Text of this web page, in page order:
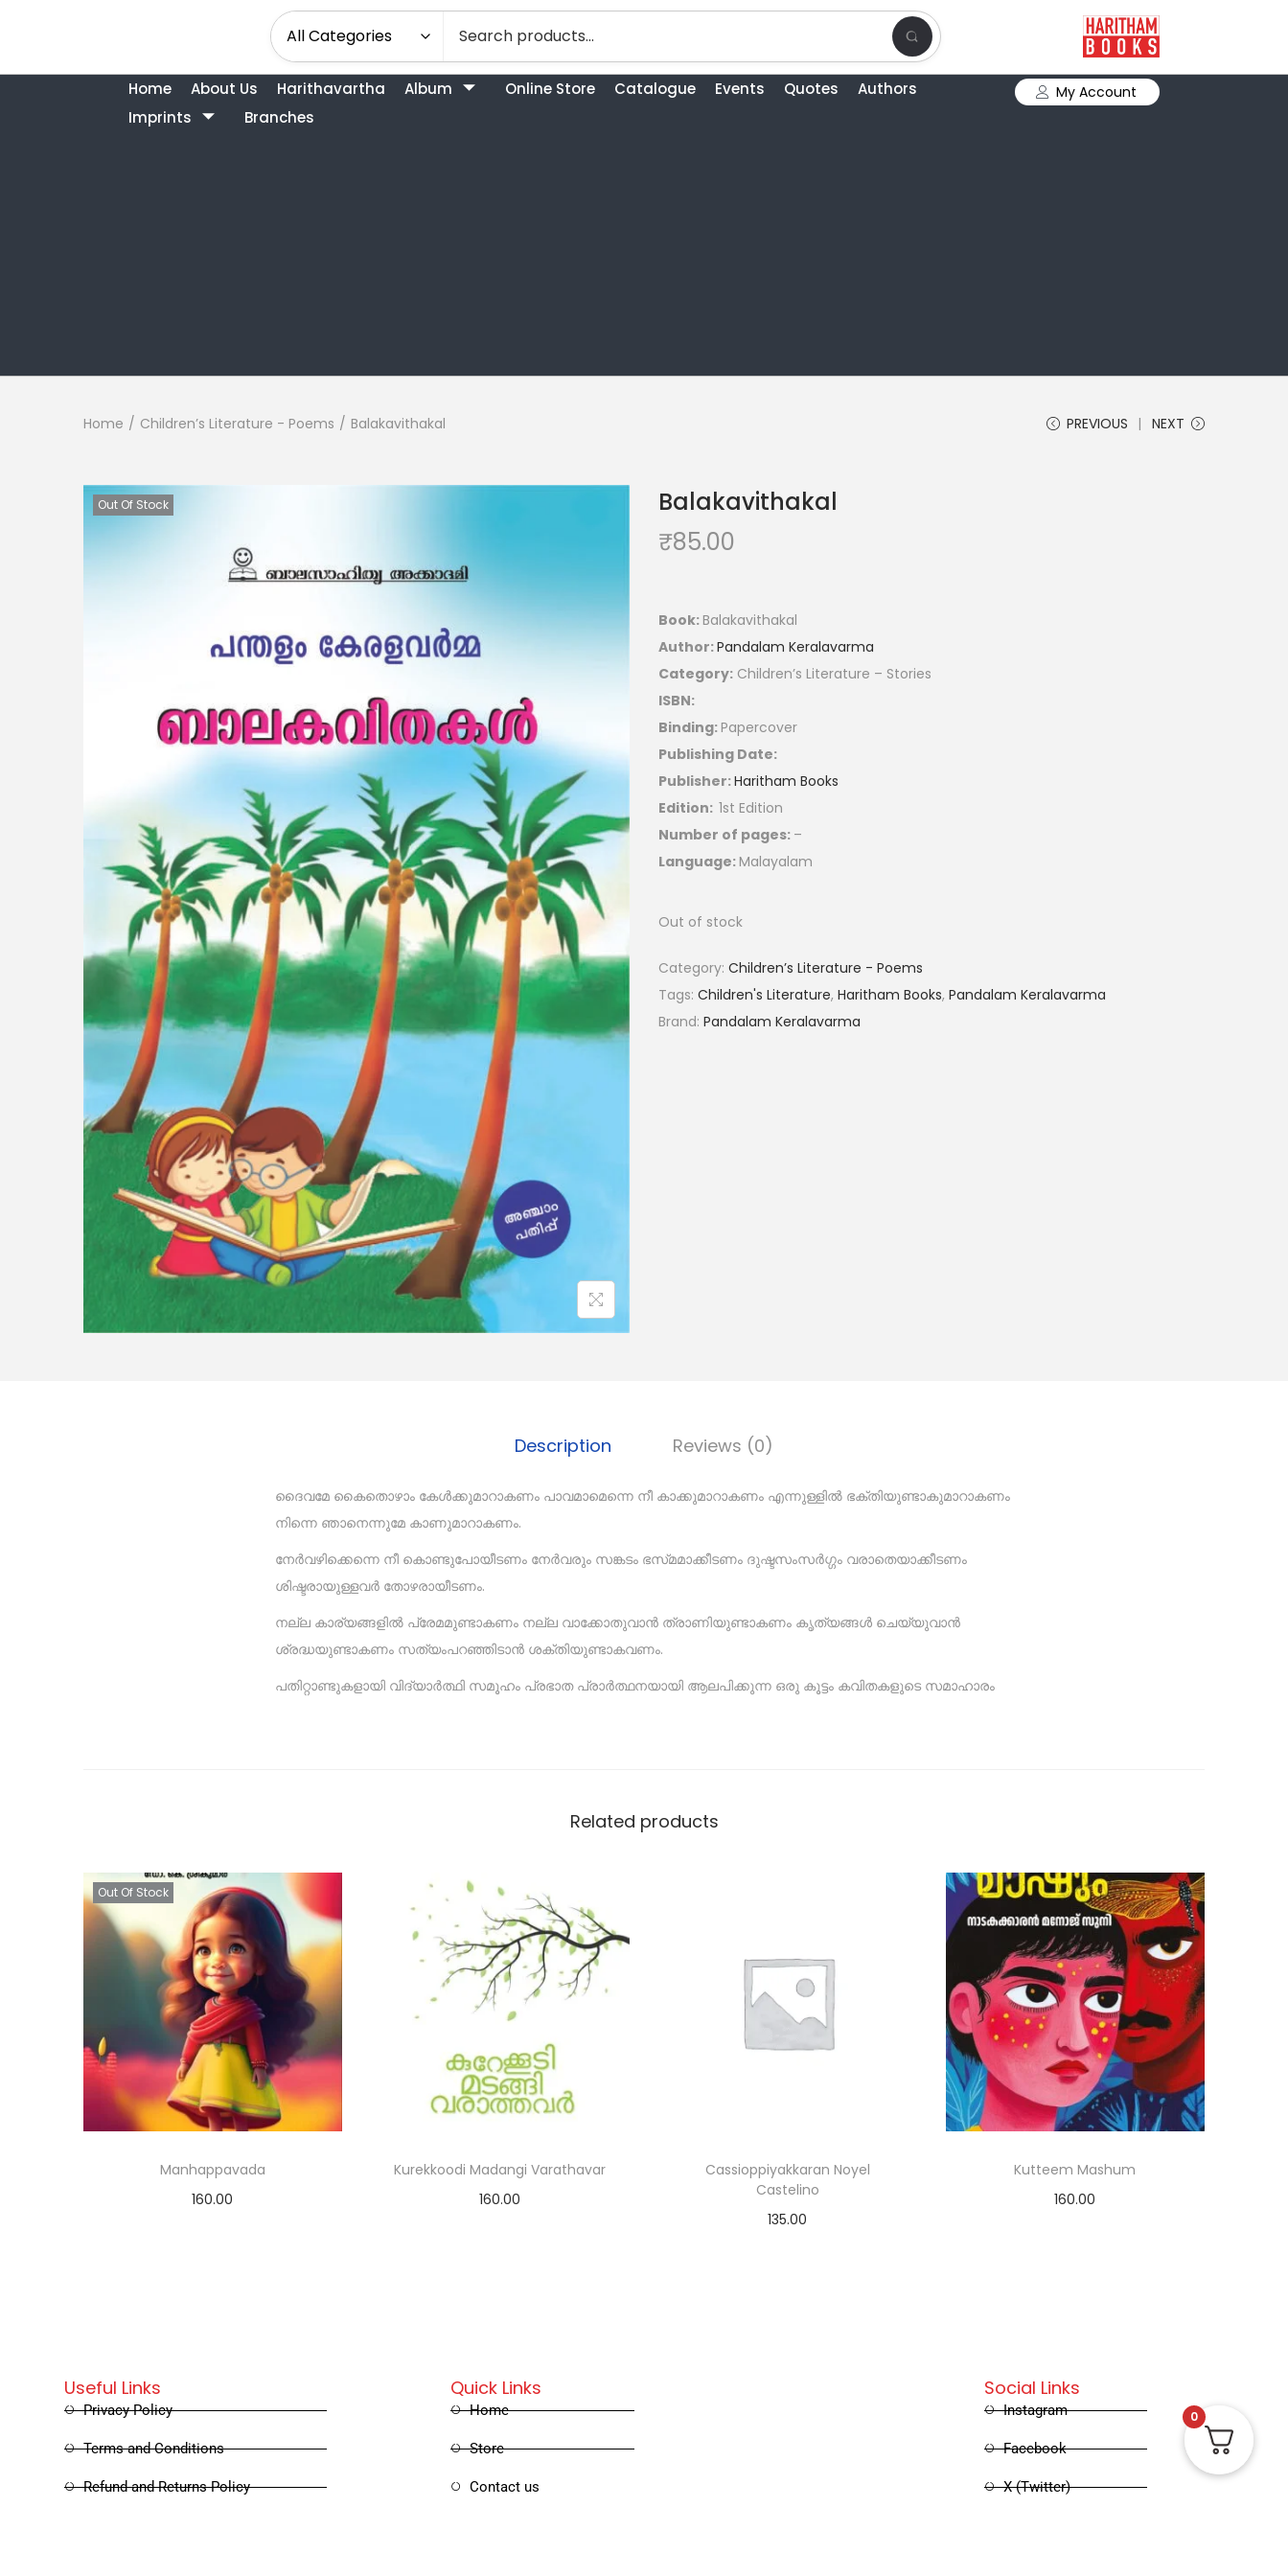
Home About Us Harithavartha Album Online Store Catalogue Events Quotes
Authors
Imprints
Branches
My Account
Home / Children’s Literature - Poems / Balakavithakal PREVIOUS NEXT
Out Of Stock
Balakavithakal
₹85.00
Book: Balakavithakal
Author:Pandalam Keralavarma
Category: Children’s Literature – Stories
ISBN:
Binding: Papercover
Publishing Date:
Publisher:Haritham Books
Edition: 1st Edition
Number of pages: –
Language: Malayalam
Out of stock
Category: Children’s Literature - Poems
Tags: Children's Literature, Haritham Books, Pandalam Keralavarma
Brand: Pandalam Keralavarma
Description Reviews (0)
ദൈവമേ കൈതൊഴാം കേൾക്കുമാറാകണം പാവമാമെന്നെ നീ കാക്കുമാറാകണം എന്നുള്ളിൽ ഭക്തിയുണ്ടാകുമാറാകണം
നിന്നെ ഞാനെന്നുമേ കാണുമാറാകണം.
നേർവഴിക്കെന്നെ നീ കൊണ്ടുപോയീടണം നേർവരും സങ്കടം ഭസ്‌മമാക്കീടണം ദുഷ്ടസംസർഗ്ഗം വരാതെയാക്കീടണം
ശിഷ്ടരായുള്ളവർ തോഴരായീടണം.
നല്ല കാര്യങ്ങളിൽ പ്രേമമുണ്ടാകണം നല്ല വാക്കോതുവാൻ ത്രാണിയുണ്ടാകണം കൃത്യങ്ങൾ ചെയ്യുവാൻ
ശ്രദ്ധയുണ്ടാകണം സത്യംപറഞ്ഞിടാൻ ശക്തിയുണ്ടാകവണം.
പതിറ്റാണ്ടുകളായി വിദ്യാർത്ഥി സമൂഹം പ്രഭാത പ്രാർത്ഥനയായി ആലപിക്കുന്ന ഒരു കൂട്ടം കവിതകളുടെ സമാഹാരം
Related products
Out Of Stock
Manhappavada
160.00
Kurekkoodi Madangi Varathavar
160.00
Cassioppiyakkaran Noyel
Castelino
135.00
Kutteem Mashum
160.00
Quick Links
Home
Store
Contact us
Useful Links
Privacy Policy
Terms and Conditions
Refund and Returns Policy
Social Links
Instagram
Facebook
X (Twitter)
0